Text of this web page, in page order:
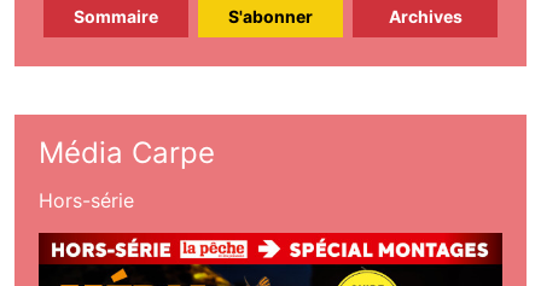
Sommaire S'abonner Archives
Média Carpe
Hors-série